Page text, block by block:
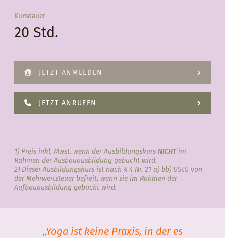
Kursdauer
20 Std.
JETZT ANMELDEN
JETZT ANRUFEN
1) Preis inkl. Mwst. wenn der Ausbildungskurs NICHTim
Rahmen der Ausbauausbildung gebucht wird.
2) Dieser Ausbildungskurs ist nach § 4 Nr. 21 a) bb) UStG von
der Mehrwertsteuer befreit, wenn sie im Rahmen der
Aufbauausbildung gebucht wird.
„Yoga ist keine Praxis, in der es